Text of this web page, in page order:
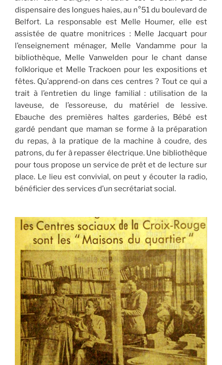
dispensaire des longues haies, au n°51 du boulevard de
Belfort. La responsable est Melle Houmer, elle est
assistée de quatre monitrices : Melle Jacquart pour
l’enseignement ménager, Melle Vandamme pour la
bibliothèque, Melle Vanwelden pour le chant danse
folklorique et Melle Trackoen pour les expositions et
fêtes. Qu’apprend-on dans ces centres ? Tout ce qui a
trait à l’entretien du linge familial : utilisation de la
laveuse, de l’essoreuse, du matériel de lessive.
Ebauche des premières haltes garderies, Bébé est
gardé pendant que maman se forme à la préparation
du repas, à la pratique de la machine à coudre, des
patrons, du fer à repasser électrique. Une bibliothèque
pour tous propose un service de prêt et de lecture sur
place. Le lieu est convivial, on peut y écouter la radio,
bénéficier des services d’un secrétariat social.